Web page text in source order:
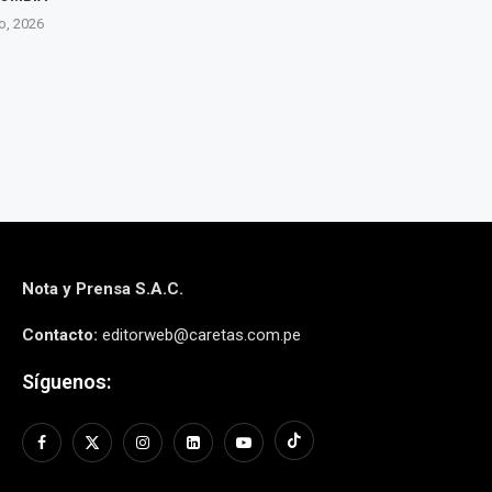
2026
Nota y Prensa S.A.C.
Contacto: editorweb@caretas.com.pe
Síguenos: